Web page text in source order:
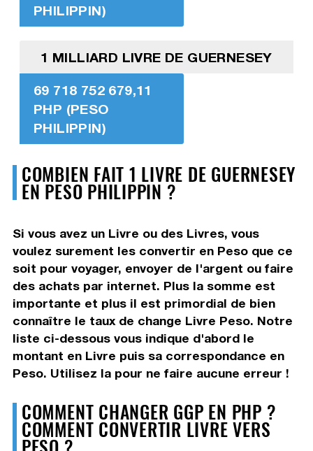
PHILIPPIN)
1 MILLIARD LIVRE DE GUERNESEY
69 718 752 679,11
PHP (PESO
PHILIPPIN)
COMBIEN FAIT 1 LIVRE DE GUERNESEY
EN PESO PHILIPPIN ?
Si vous avez un Livre ou des Livres, vous
voulez surement les convertir en Peso que ce
soit pour voyager, envoyer de l'argent ou faire
des achats par internet. Plus la somme est
importante et plus il est primordial de bien
connaître le taux de change Livre Peso. Notre
liste ci-dessous vous indique d'abord le
montant en Livre puis sa correspondance en
Peso. Utilisez la pour ne faire aucune erreur !
COMMENT CHANGER GGP EN PHP ?
COMMENT CONVERTIR LIVRE VERS